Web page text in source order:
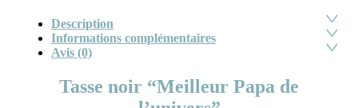
Description
Informations complémentaires
Avis (0)
Tasse noir “Meilleur Papa de